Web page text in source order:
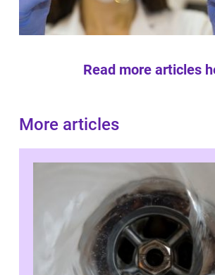
Read more articles
More articles